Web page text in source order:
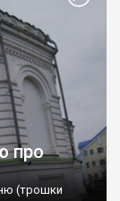
про
(трошки